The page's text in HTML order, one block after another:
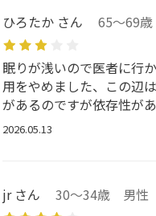
ひろたか さん 65～69
眠りが浅いので医者に行
用をやめました、この辺
があるのですが依存性が
2026.05.13
jr さん 30～34歳 男性